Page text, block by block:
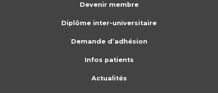
Devenir membre
Diplôme inter-universitaire
Demande d’adhésion
Infos patients
Actualités